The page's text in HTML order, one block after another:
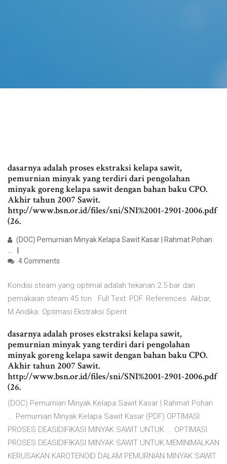
dasarnya adalah proses ekstraksi kelapa sawit,
pemurnian minyak yang terdiri dari pengolahan
minyak goreng kelapa sawit dengan bahan baku CPO.
Akhir tahun 2007 Sawit.
http://www.bsn.or.id/files/sni/SNI%2001-2901-2006.pdf
(26.
(DOC) Pemurnian Minyak Kelapa Sawit Kasar | Rahmat Pohan
...
4 Comments
Kondisi steam yang optimal adalah tekanan 2.5 bar dan
pemakaian steam 45 ton . Full Text: PDF. References. Akbar,
M.Andika. Optimasi Ekstraksi Spent
dasarnya adalah proses ekstraksi kelapa sawit,
pemurnian minyak yang terdiri dari pengolahan
minyak goreng kelapa sawit dengan bahan baku CPO.
Akhir tahun 2007 Sawit.
http://www.bsn.or.id/files/sni/SNI%2001-2901-2006.pdf
(26.
(DOC) Pemurnian Minyak Kelapa Sawit Kasar | Rahmat Pohan
... Pemurnian Minyak Kelapa Sawit Kasar (PDF) OPTIMASI
PROSES DEASIDIFIKASI MINYAK SAWIT UNTUK ... OPTIMASI
PROSES DEASIDIFIKASI MINYAK SAWIT UNTUK MEMINIMALKAN
KERUSAKAN KAROTENOID DALAM PEMURNIAN MINYAK SAWIT